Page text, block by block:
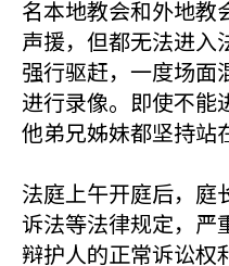
名本地教会和外地教
声援，但都无法进入
强行驱赶，一度场面
进行录像。即使不能
他弟兄姊妹都坚持站
法庭上午开庭后，庭
诉法等法律规定，严
辩护人的正常诉讼权